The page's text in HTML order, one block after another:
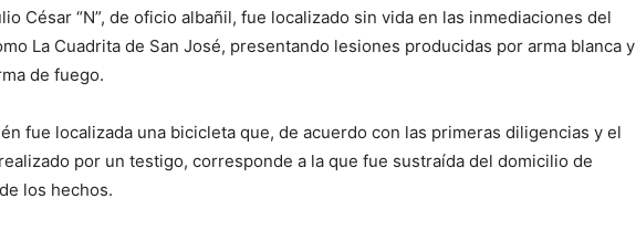
César “N”, de oficio albañil, fue localizado sin vida en las inmediaciones del
La Cuadrita de San José, presentando lesiones producidas por arma blanca y
de fuego.
fue localizada una bicicleta que, de acuerdo con las primeras diligencias y el
por un testigo, corresponde a la que fue sustraída del domicilio de
los hechos.